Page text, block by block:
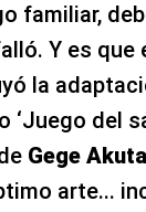
familiar,
Y es que
la
‘Juego del
Gege
arte...